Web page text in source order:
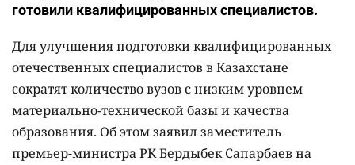
готовили квалифицированных специалистов.
Для улучшения подготовки квалифицированных
отечественных специалистов в Казахстане
сократят количество вузов с низким уровнем
материально-технической базы и качества
образования. Об этом заявил заместитель
премьер-министра РК Бердыбек Сапарбаев на